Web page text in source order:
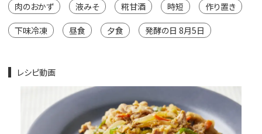
肉のおかず 液みそ 糀甘酒 時短 作り置き
下味冷凍 昼食 夕食 発酵の日 8月5日
レシピ動画